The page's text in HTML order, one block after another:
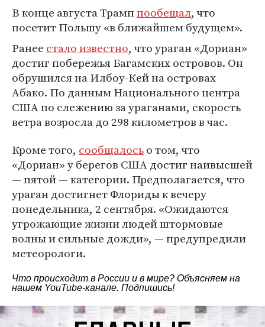
В конце августа Трамппообещал, что
посетит Польшу «в ближайшем будущем».
Ранее стало известно, что ураган «Дориан»
достиг побережья Багамских островов. Он
обрушился на Илбоу-Кей на островах
Абако. По данным Национального центра
США по слежению за ураганами, скорость
ветра возросла до 298 километров в час.
Кроме того, сообщалосьо том, что
«Дориан» у берегов США достиг наивысшей
— пятой — категории. Предполагается, что
ураган достигнет Флориды к вечеру
понедельника, 2 сентября. «Ожидаются
угрожающие жизни людей штормовые
волны и сильные дожди», — предупредили
метеорологи.
Что происходит в России и в мире? Объясняем на
нашем YouTube-канале. Подпишись!